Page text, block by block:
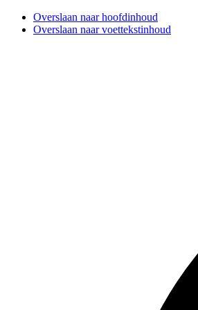
Overslaan naar hoofdinhoud
Overslaan naar voettekstinhoud